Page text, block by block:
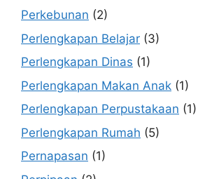
Perkebunan (2)
Perlengkapan Belajar (3)
Perlengkapan Dinas (1)
Perlengkapan Makan Anak (1)
Perlengkapan Perpustakaan (1)
Perlengkapan Rumah (5)
Pernapasan (1)